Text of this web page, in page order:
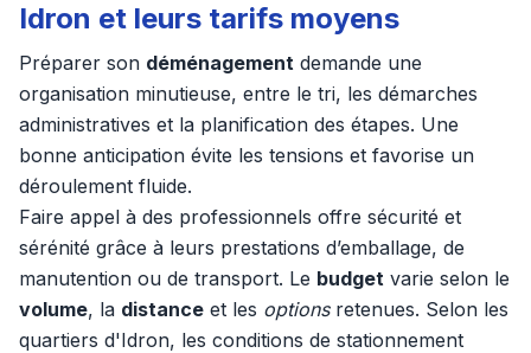
Idron et leurs tarifs moyens
Préparer son déménagement demande une
organisation minutieuse, entre le tri, les démarches
administratives et la planification des étapes. Une
bonne anticipation évite les tensions et favorise un
déroulement fluide.
Faire appel à des professionnels offre sécurité et
sérénité grâce à leurs prestations d’emballage, de
manutention ou de transport. Le budget varie selon le
volume, la distance et les optionsretenues. Selon les
quartiers d'Idron, les conditions de stationnement